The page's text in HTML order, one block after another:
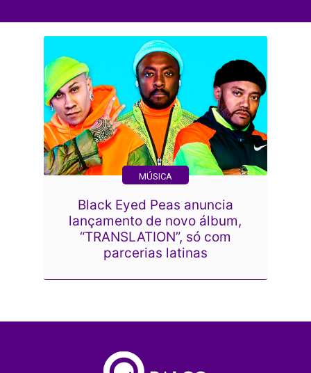
MÚSICA
Black Eyed Peas anuncia
lançamento de novo álbum,
“TRANSLATION”, só com
parcerias latinas